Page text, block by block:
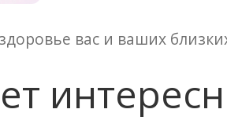
вас и ваших